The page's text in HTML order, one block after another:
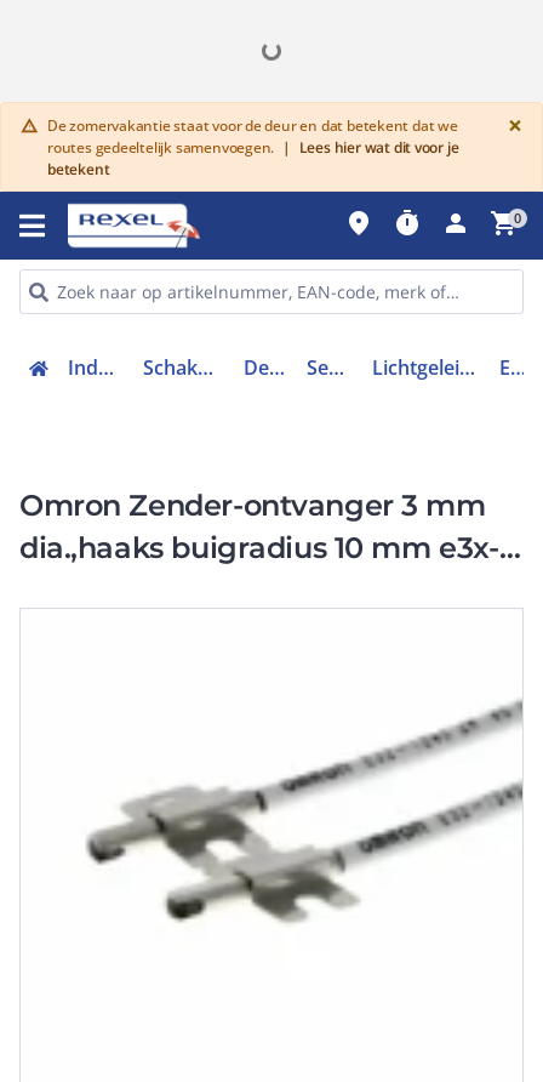
warning De zomervakantie staat voor de deur en dat betekent dat we
routes gedeeltelijk samenvoegen. |
Lees hier wat dit voor je
betekent
×
place timer person shopping_cart0
Industriele componenten Schakelen, bedienen en signaleren Detectie en sensoren Sensoren toebehoren Lichtgeleidersensor / lichtgeleiderversterker E32 1524C
Omron Zender-ontvanger 3 mm
dia.,haaks buigradius 10 mm e3x-